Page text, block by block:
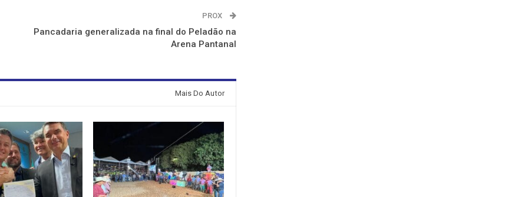
PROX
Pancadaria generalizada na final do Peladão na
Arena Pantanal
Mais Do Autor